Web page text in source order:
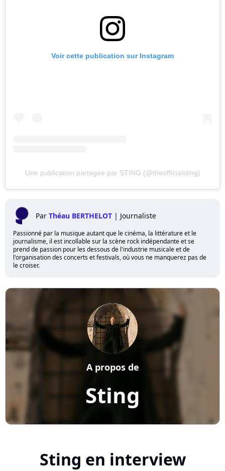
Voir cette publication sur Instagram
Une publication partagée par STING (@theofficialsting)
Par Théau BERTHELOT | Journaliste
Passionné par la musique autant que le cinéma, la littérature et le
journalisme, il est incollable sur la scène rock indépendante et se
prend de passion pour les dessous de l'industrie musicale et de
l'organisation des concerts et festivals, où vous ne manquerez pas de
le croiser.
Sting
A propos de
Sting en interview